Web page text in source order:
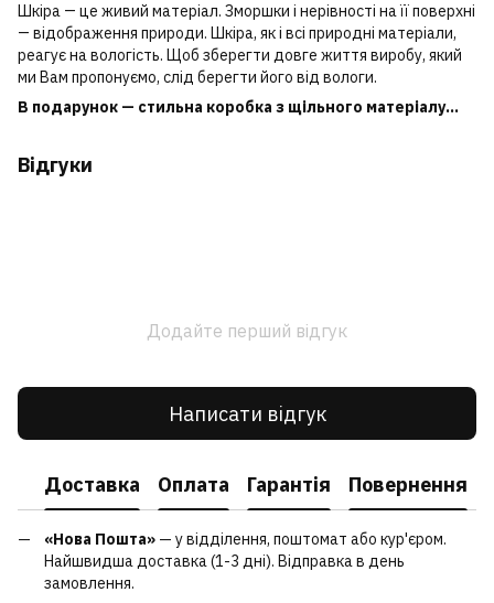
Шкіра ― це живий матеріал. Зморшки і нерівності на її поверхні
― відображення природи. Шкіра, як і всі природні матеріали,
реагує на вологість. Щоб зберегти довге життя виробу, який
ми Вам пропонуємо, слід берегти його від вологи.
В подарунок — стильна коробка з щільного матеріалу...
Відгуки
Додайте перший відгук
Написати відгук
Доставка Оплата Гарантія Повернення
«Нова Пошта» — у відділення, поштомат або кур'єром.
Найшвидша доставка (1-3 дні). Відправка в день
замовлення.